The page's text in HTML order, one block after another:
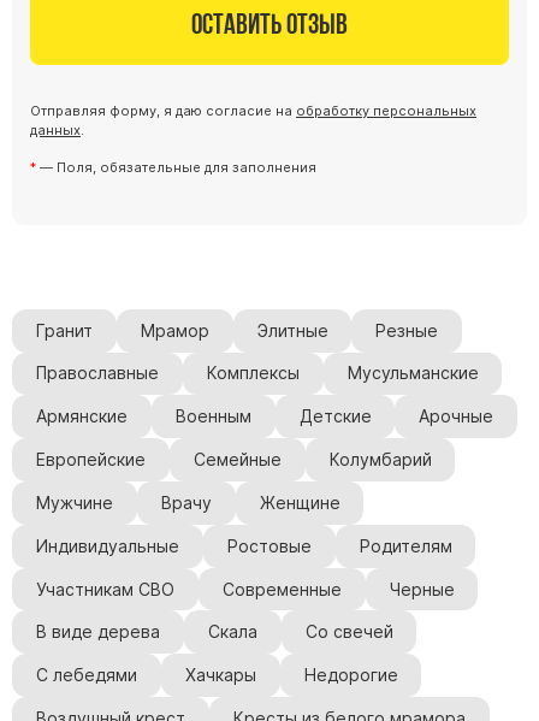
Голуби
Цветы
Оставить отзыв
Отправляя форму, я даю согласие на обработку персональных
данных.
— Поля, обязательные для заполнения
Гранит Мрамор Элитные Резные
Православные Комплексы Мусульманские
Армянские Военным Детские Арочные
Европейские Семейные Колумбарий
Мужчине Врачу Женщине
Индивидуальные Ростовые Родителям
Участникам СВО Современные Черные
В виде дерева Скала Со свечей
С лебедями Хачкары Недорогие